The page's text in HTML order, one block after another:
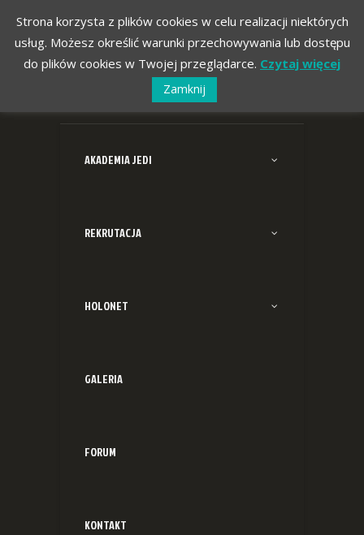
AKADEMIA JEDI
REKRUTACJA
HOLONET
GALERIA
FORUM
KONTAKT
Strona korzysta z plików cookies w celu realizacji niektórych
usług. Możesz określić warunki przechowywania lub dostępu
do plików cookies w Twojej przeglądarce. Czytaj więcej
Zamknij